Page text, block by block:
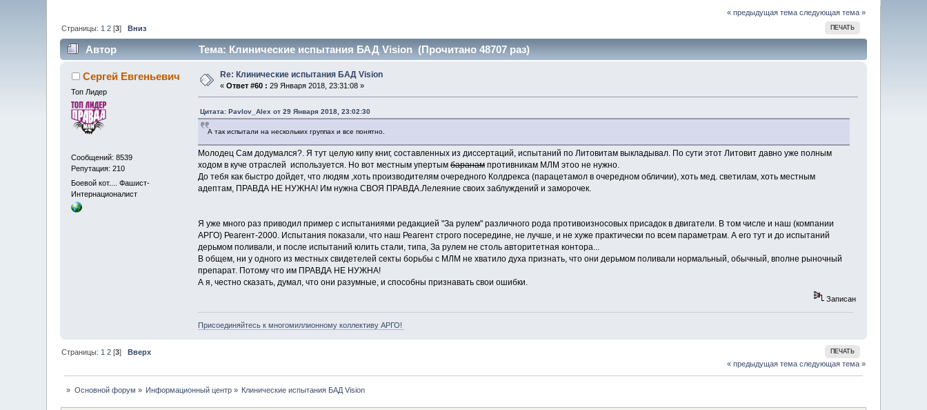
« предыдущая тема следующая тема »
ПЕЧАТЬ
Страницы: 1 2 [3]Вниз
Автор Тема: Клинические испытания БАД Vision (Прочитано 48707 раз)
Сергей Евгеньевич
Топ Лидер
Сообщений: 8539
Репутация: 210
Боевой кот.... Фашист-
Интернационалист
Re: Клинические испытания БАД Vision
«Ответ #60 : 29 Января 2018, 23:31:08 »
Цитата: Pavlov_Alex от 29 Января 2018, 23:02:30
А так испытали на нескольких группах и все понятно.
Молодец Сам додумался?. Я тут целую кипу книг, составленных из диссертаций, испытаний по Литовитам выкладывал. По сути этот Литовит давно уже полным
ходом в куче отраслей используется. Но вот местным упертымбаранампротивникам МЛМ этоо не нужно.
До тебя как быстро дойдет, что людям ,хоть производителям очередного Колдрекса (парацетамол в очередном обличии), хоть мед. светилам, хоть местным
адептам, ПРАВДА НЕ НУЖНА! Им нужна СВОЯ ПРАВДА.Лелеяние своих заблуждений и заморочек.
Я уже много раз приводил пример с испытаниями редакцией "За рулем" различного рода противоизносовых присадок в двигатели. В том числе и наш (компании
АРГО) Реагент-2000. Испытания показали, что наш Реагент строго посередине, не лучше, и не хуже практически по всем параметрам. А его тут и до испытаний
дерьмом поливали, и после испытаний юлить стали, типа, За рулем не столь авторитетная контора...
В общем, ни у одного из местных свидетелей секты борьбы с МЛМ не хватило духа признать, что они дерьмом поливали нормальный, обычный, вполне рыночный
препарат. Потому что им ПРАВДА НЕ НУЖНА!
А я, честно сказать, думал, что они разумные, и способны признавать свои ошибки.
Записан
Присоединяйтесь к многомиллионному коллективу АРГО!
ПЕЧАТЬ
Страницы: 1 2 [3]Вверх
« предыдущая тема следующая тема »
» Основной форум » Информационный центр » Клинические испытания БАД Vision